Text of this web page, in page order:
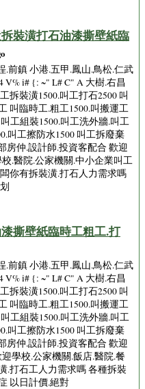
裝潢打石油漆撕壁紙臨
.前鎮 小港.五甲.鳳山.鳥松.仁武
V% i# {: ~" L# C" A 大樹.右昌
拆裝潢1500.叫工打石2500 叫
叫臨時工.粗工1500.叫搬運工
工組裝1500.叫工洗外牆.叫工
叫工擦防水1500 叫工拆廢棄
房仲.設計師.投資客配合 歡迎
.醫院.公家機關.中小企業叫工
你有拆裝潢.打石人力需求嗎
撕壁紙臨時工粗工.打
.前鎮 小港.五甲.鳳山.鳥松.仁武
V% i# {: ~" L# C" A 大樹.右昌
拆裝潢1500.叫工打石2500 叫
叫臨時工.粗工1500.叫搬運工
工組裝1500.叫工洗外牆.叫工
叫工擦防水1500 叫工拆廢棄
房仲.設計師.投資客配合 歡迎
學校.公家機關.飯店.醫院.餐
.打石工人力需求嗎 各種拆裝
以日計價.絕對